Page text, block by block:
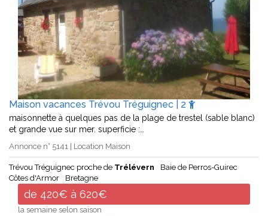
Maison vacances Trévou Tréguignec | 2
maisonnette à quelques pas de la plage de trestel (sable blanc)
et grande vue sur mer. superficie :…
Annonce n° 5141 | Location Maison
Trévou Tréguignec proche de Trélévern
Baie de Perros-Guirec
Côtes d'Armor
Bretagne
de 420€ à 620€
la semaine selon saison